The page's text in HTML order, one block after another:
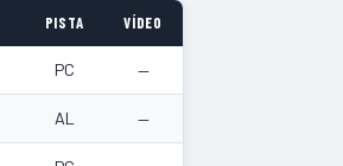
PISTA VÍDEO
PC —
AL —